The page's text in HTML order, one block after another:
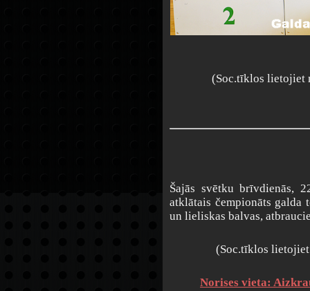
(Soc.tīklos
Šajās svētku brīvdienās,
atklātais čempionāts galda
un lieliskas balvas,
(Soc.tīklos
Norises vieta: